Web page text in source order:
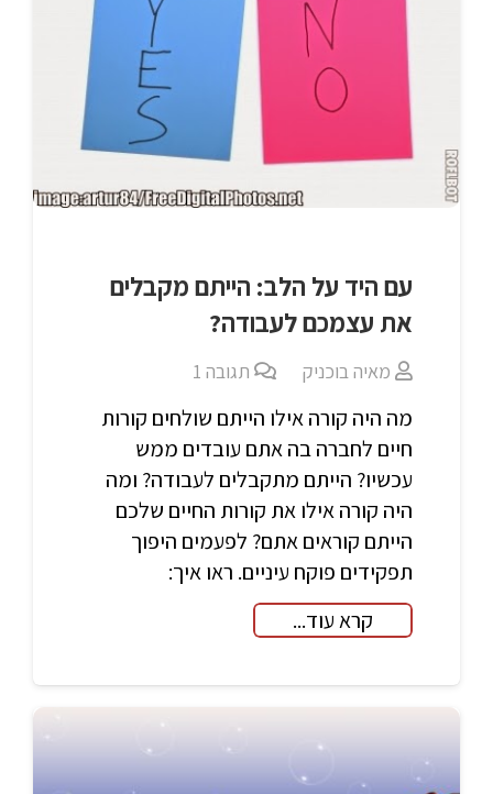
עם היד על הלב: הייתם מקבלים
את עצמכם לעבודה?
מאיה בוכניק תגובה1
מה היה קורה אילו הייתם שולחים קורות
חיים לחברה בה אתם עובדים ממש
עכשיו? הייתם מתקבלים לעבודה? ומה
היה קורה אילו את קורות החיים שלכם
הייתם קוראים אתם? לפעמים היפוך
תפקידים פוקח עיניים. ראו איך:
קרא עוד...